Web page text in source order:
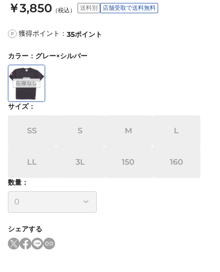
￥3,850 （税込） 送料別 店舗受取で送料無料
P 獲得ポイント： 35ポイント
カラー ： グレー×シルバー
サイズ：
SS S M L
LL 3L 150 160
数量：
シェアする